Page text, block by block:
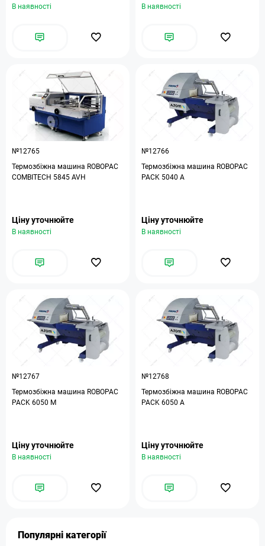
В наявності В наявності
№12765
Термозбіжна машина ROBOPAC
COMBITECH 5845 AVH
Ціну уточнюйте
В наявності
№12766
Термозбіжна машина ROBOPAC
PACK 5040 A
Ціну уточнюйте
В наявності
№12767
Термозбіжна машина ROBOPAC
PACK 6050 M
Ціну уточнюйте
В наявності
№12768
Термозбіжна машина ROBOPAC
PACK 6050 A
Ціну уточнюйте
В наявності
Популярні категорії